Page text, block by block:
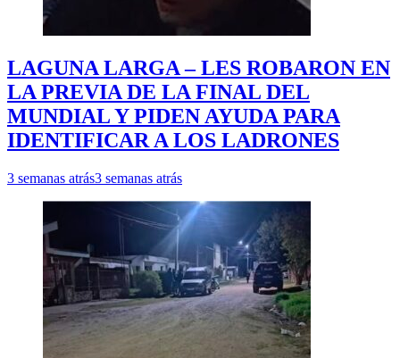
LAGUNA LARGA – LES ROBARON EN
LA PREVIA DE LA FINAL DEL
MUNDIAL Y PIDEN AYUDA PARA
IDENTIFICAR A LOS LADRONES
3 semanas atrás3 semanas atrás